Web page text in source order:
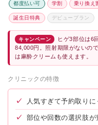
都度払い可 学割 乗り換え
誕生日特典 デビュープラン
キャンペーン
ヒゲ3部位は6
84,000円。照射期限がないの
は麻酔クリームも使えます。
クリニックの特徴
✓ 人気すぎて予約取りに
✓ 部位や回数の選択肢が